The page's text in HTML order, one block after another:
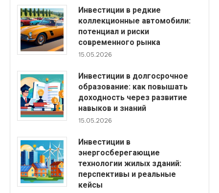
Инвестиции в редкие
коллекционные автомобили:
потенциал и риски
современного рынка
15.05.2026
Инвестиции в долгосрочное
образование: как повышать
доходность через развитие
навыков и знаний
15.05.2026
Инвестиции в
энергосберегающие
технологии жилых зданий:
перспективы и реальные
кейсы